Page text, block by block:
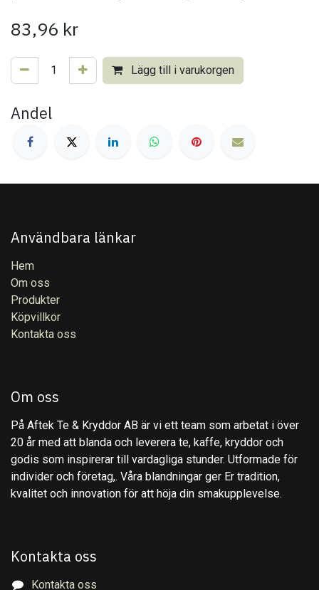
83,96 kr
Lägg till i varukorgen
Andel
Användbara länkar
Hem
Om oss
Produkter
Köpvillkor
Kontakta oss
Om oss
På Aftek Te & Kryddor AB är vi ett team som arbetat i över
20 år med att blanda och leverera te, kaffe, kryddor och
godis som inspirerar till vardagliga stunder. Utformade för
individer och företag,. Våra blandningar ger Er tradition,
kvalitet och innovation för att höja din smakupplevelse.
Kontakta oss
Kontakta oss